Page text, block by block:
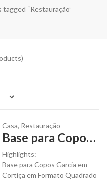
“Restauração”
Casa, Restauração
Base para Copos Garcia em Cortiça para personalizar
Highlights:
Base para Copos Garcia em
Cortiça em Formato Quadrado